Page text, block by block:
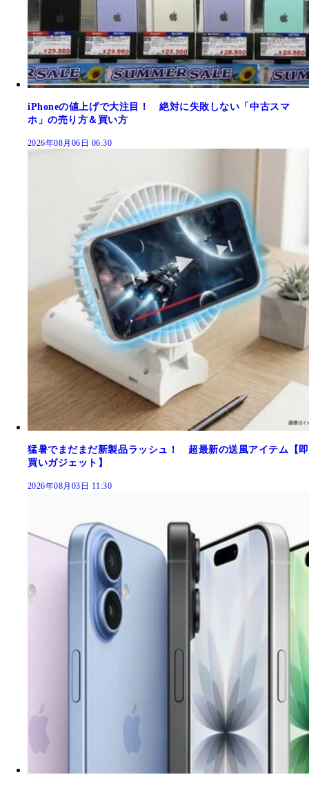
iPhoneの値上げで大注目！ 絶対に失敗しない「中古スマ
ホ」の売り方＆買い方
2026年08月06日 06:30
猛暑でまだまだ新製品ラッシュ！ 超最新の送風アイテム【即
買いガジェット】
2026年08月03日 11:30